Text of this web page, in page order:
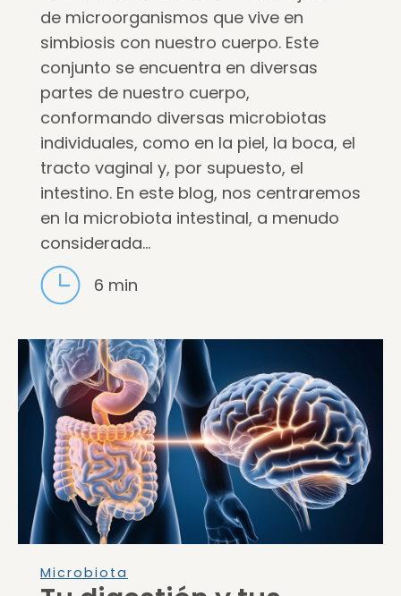
de microorganismos que vive en
simbiosis con nuestro cuerpo. Este
conjunto se encuentra en diversas
partes de nuestro cuerpo,
conformando diversas microbiotas
individuales, como en la piel, la boca, el
tracto vaginal y, por supuesto, el
intestino. En este blog, nos centraremos
en la microbiota intestinal, a menudo
considerada…
6 min
Microbiota